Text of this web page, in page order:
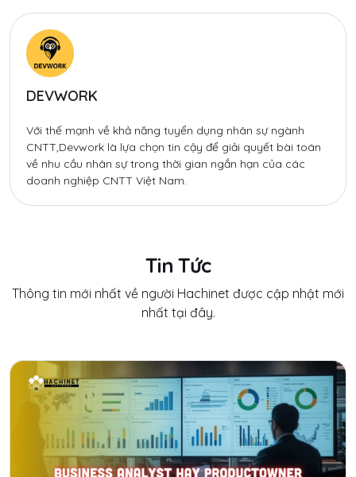
DEVWORK
Với thế mạnh về khả năng tuyển dụng nhân sự ngành
CNTT,Devwork là lựa chọn tin cậy để giải quyết bài toán
về nhu cầu nhân sự trong thời gian ngắn hạn của các
doanh nghiệp CNTT Việt Nam.
Tin Tức
Thông tin mới nhất về người Hachinet được cập nhật mới
nhất tại đây.